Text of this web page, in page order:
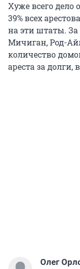
Хуже всего дело
39% всех
на эти штаты.
Мичиган, Род-
количество
ареста за долги,
Олег